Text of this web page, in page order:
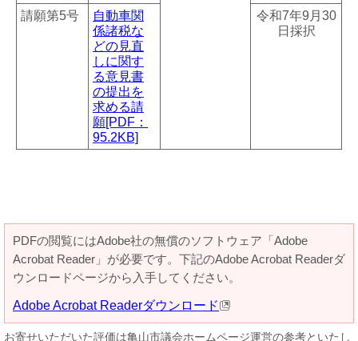
請願第5号
自動車関
係諸税な
どの見直
しに関す
る意見書
の提出を
求める請
願[PDF：
95.2KB]
令和7年9月30
日採択
PDFの閲覧にはAdobe社の無償のソフトウェア「Adobe
Acrobat Reader」が必要です。下記のAdobe Acrobat Readerダ
ウンロードページから入手してください。
Adobe Acrobat Readerダウンロード